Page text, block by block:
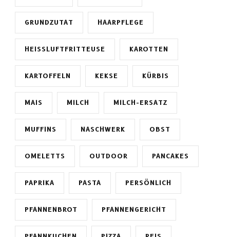
GRUNDZUTAT HAARPFLEGE
HEISSLUFTFRITTEUSE KAROTTEN
KARTOFFELN KEKSE KÜRBIS
MAIS MILCH MILCH-ERSATZ
MUFFINS NASCHWERK OBST
OMELETTS OUTDOOR PANCAKES
PAPRIKA PASTA PERSÖNLICH
PFANNENBROT PFANNENGERICHT